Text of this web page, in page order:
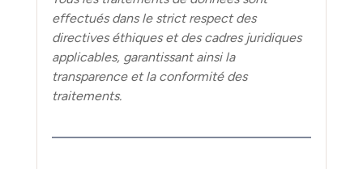
effectués dans le strict respect des
directives éthiques et des cadres juridiques
applicables, garantissant ainsi la
transparence et la conformité des
traitements.